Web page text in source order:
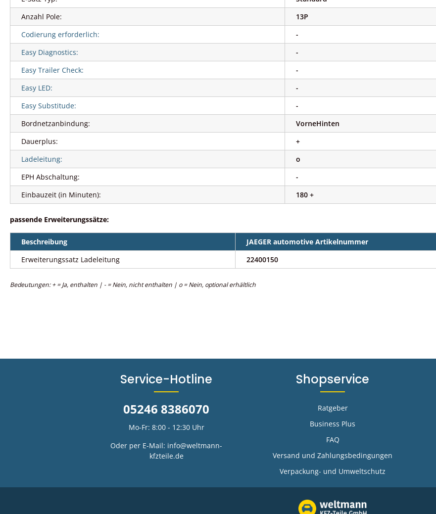
Anzahl Pole:
13P
Codierung erforderlich:
-
Easy Diagnostics:
-
Easy Trailer Check:
-
Easy LED:
-
Easy Substitude:
-
Bordnetzanbindung:
VorneHinten
Dauerplus:
+
Ladeleitung:
o
EPH Abschaltung:
-
Einbauzeit (in Minuten):
180 +
passende Erweiterungssätze:
Beschreibung
JAEGER automotive Artikelnummer
Erweiterungssatz Ladeleitung
22400150
Bedeutungen: + = Ja, enthalten | - = Nein, nicht enthalten | o = Nein, optional erhältlich
Service-Hotline
05246 8386070
Mo-Fr: 8:00 - 12:30 Uhr
Oder per E-Mail: info@weltmann-
kfzteile.de
Shopservice
Ratgeber
Business Plus
FAQ
Versand und Zahlungsbedingungen
Verpackung- und Umweltschutz